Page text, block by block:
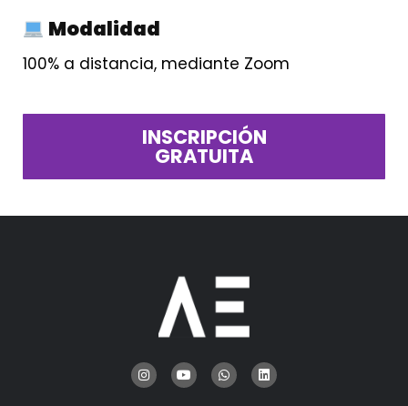
Modalidad
100% a distancia, mediante Zoom
INSCRIPCIÓN
GRATUITA